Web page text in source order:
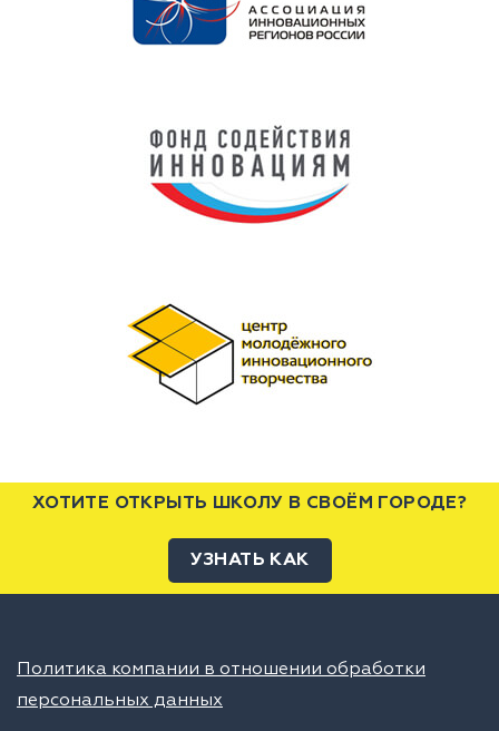
ХОТИТЕ ОТКРЫТЬ ШКОЛУ В СВОЁМ ГОРОДЕ?
УЗНАТЬ КАК
Политика компании в отношении обработки
персональных данных